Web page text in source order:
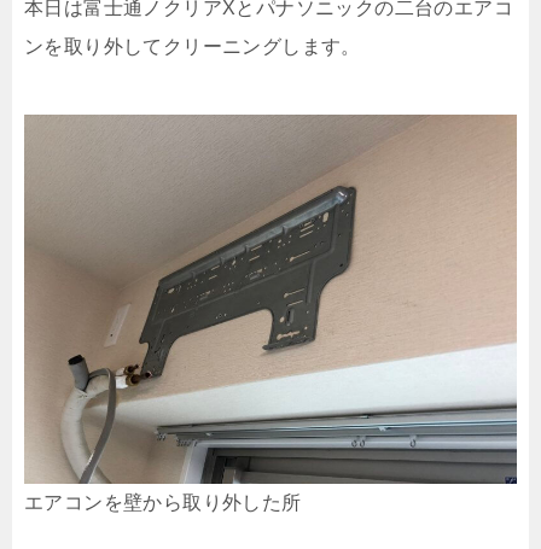
本日は富士通ノクリアXとパナソニックの二台のエアコ
ンを取り外してクリーニングします。
エアコンを壁から取り外した所